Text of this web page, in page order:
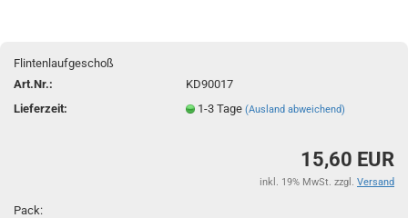
Flintenlaufgeschoß
Art.Nr.:
KD90017
Lieferzeit:
1-3 Tage(Ausland abweichend)
15,60 EUR
inkl. 19% MwSt. zzgl. Versand
Pack: